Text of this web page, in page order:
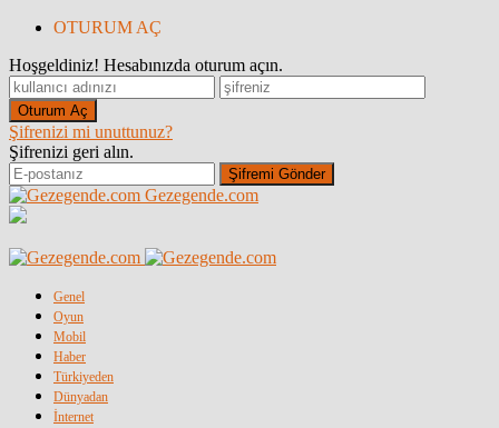
OTURUM AÇ
Hoşgeldiniz! Hesabınızda oturum açın.
Şifrenizi mi unuttunuz?
Şifrenizi geri alın.
Gezegende.com
Genel
Oyun
Mobil
Haber
Türkiyeden
Dünyadan
İnternet